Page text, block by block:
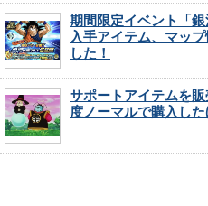
期間限定イベント「
入手アイテム、マッ
した！
サポートアイテムを
度ノーマルで購入し